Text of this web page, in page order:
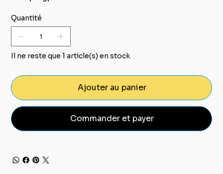
Quantité
Il ne reste que 1 article(s) en stock
Ajouter au panier
Commander et payer